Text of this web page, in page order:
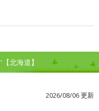
北海道】
2026/08/06 更新